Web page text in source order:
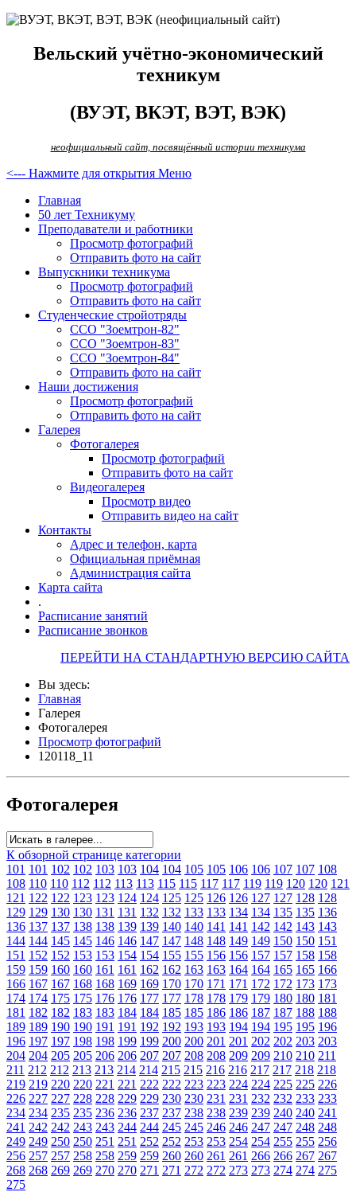
Вельский учётно-экономический
техникум
(ВУЭТ, ВКЭТ, ВЭТ, ВЭК)
неофициальный сайт, посвящённый истории техникума
<--- Нажмите для открытия Меню
Главная
50 лет Техникуму
Преподаватели и работники
Просмотр фотографий
Отправить фото на сайт
Выпускники техникума
Просмотр фотографий
Отправить фото на сайт
Студенческие стройотряды
ССО "Зоемтрон-82"
ССО "Зоемтрон-83"
ССО "Зоемтрон-84"
Отправить фото на сайт
Наши достижения
Просмотр фотографий
Отправить фото на сайт
Галерея
Фотогалерея
Просмотр фотографий
Отправить фото на сайт
Видеогалерея
Просмотр видео
Отправить видео на сайт
Контакты
Адрес и телефон, карта
Официальная приёмная
Администрация сайта
Карта сайта
.
Расписание занятий
Расписание звонков
ПЕРЕЙТИ НА СТАНДАРТНУЮ ВЕРСИЮ САЙТА
Вы здесь:
Главная
Галерея
Фотогалерея
Просмотр фотографий
120118_11
Фотогалерея
К обзорной странице категории
101 101 102 102 103 103 104 104 105 105 106 106 107 107 108
108 110 110 112 112 113 113 115 115 117 117 119 119 120 120 121
121 122 122 123 123 124 124 125 125 126 126 127 127 128 128
129 129 130 130 131 131 132 132 133 133 134 134 135 135 136
136 137 137 138 138 139 139 140 140 141 141 142 142 143 143
144 144 145 145 146 146 147 147 148 148 149 149 150 150 151
151 152 152 153 153 154 154 155 155 156 156 157 157 158 158
159 159 160 160 161 161 162 162 163 163 164 164 165 165 166
166 167 167 168 168 169 169 170 170 171 171 172 172 173 173
174 174 175 175 176 176 177 177 178 178 179 179 180 180 181
181 182 182 183 183 184 184 185 185 186 186 187 187 188 188
189 189 190 190 191 191 192 192 193 193 194 194 195 195 196
196 197 197 198 198 199 199 200 200 201 201 202 202 203 203
204 204 205 205 206 206 207 207 208 208 209 209 210 210 211
211 212 212 213 213 214 214 215 215 216 216 217 217 218 218
219 219 220 220 221 221 222 222 223 223 224 224 225 225 226
226 227 227 228 228 229 229 230 230 231 231 232 232 233 233
234 234 235 235 236 236 237 237 238 238 239 239 240 240 241
241 242 242 243 243 244 244 245 245 246 246 247 247 248 248
249 249 250 250 251 251 252 252 253 253 254 254 255 255 256
256 257 257 258 258 259 259 260 260 261 261 266 266 267 267
268 268 269 269 270 270 271 271 272 272 273 273 274 274 275
275